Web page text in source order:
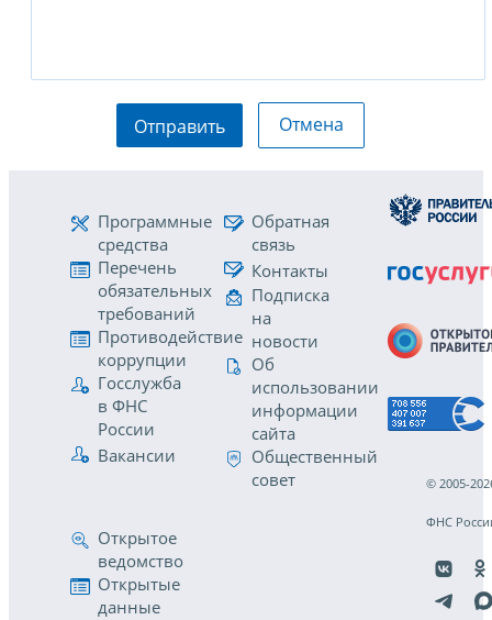
Отправить Отмена
Программные
средства
Перечень
обязательных
требований
Противодействие
коррупции
Госслужба
в ФНС
России
Вакансии
Обратная
связь
Контакты
Подписка
на
новости
Об
использовании
информации
сайта
Общественный
совет
Открытое
ведомство
Открытые
данные
© 2005-
ФНС